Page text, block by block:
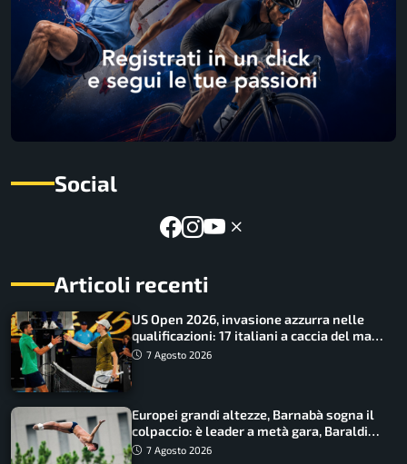
Social
Articoli recenti
US Open 2026, invasione azzurra nelle
qualificazioni: 17 italiani a caccia del main
draw7 Agosto 2026
Europei grandi altezze, Barnabà sogna il
colpaccio: è leader a metà gara, Baraldi
ancora in corsa
7 Agosto 2026